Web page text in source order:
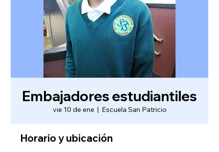
Embajadores estudiantiles
vie 10 de ene
  |
Escuela San Patricio
Horario y ubicación